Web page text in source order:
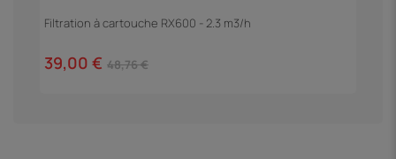
Filtration à cartouche RX600 - 2.3 m3/h
39,00 € 48,76 €